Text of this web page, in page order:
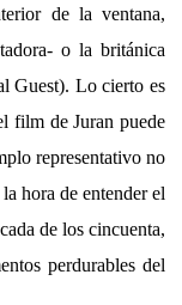
de la ventana,
o la británica
Guest). Lo cierto es
film de Juran puede
representativo no
hora de entender el
de los cincuenta,
perdurables del